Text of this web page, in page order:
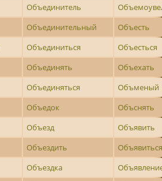
Объединитель
Объединительный
Объесть
Объединиться
Объесться
Объединять
Объехать
Объединяться
Объменый
Объедок
Объснять
Объезд
Объявить
Объездить
Объездка